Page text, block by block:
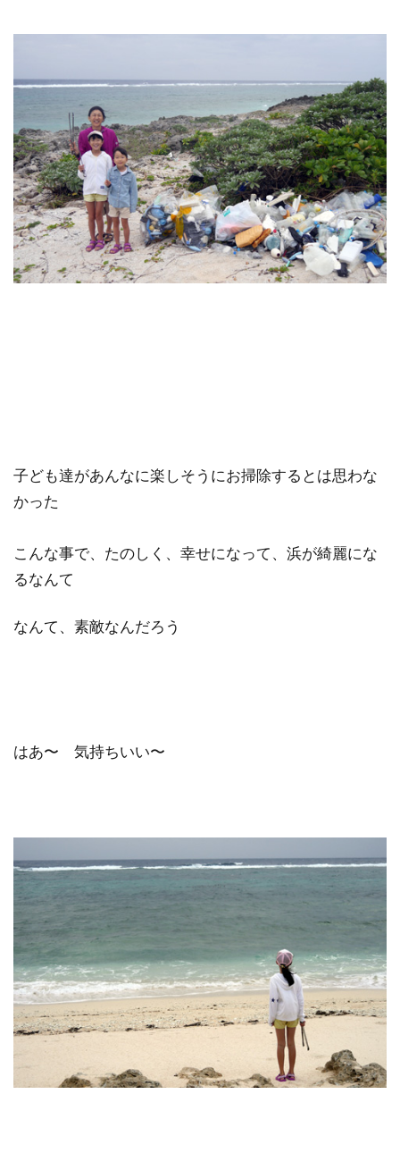
子ども達があんなに楽しそうにお掃除するとは思わな
かった
こんな事で、たのしく、幸せになって、浜が綺麗にな
るなんて
なんて、素敵なんだろう
はあ〜 気持ちいい〜